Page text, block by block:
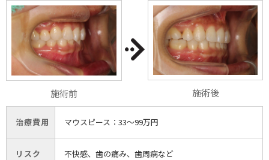
施術前 施術後
治療費用 マウスピース：33〜99万円
リスク 不快感、歯の痛み、歯周病など